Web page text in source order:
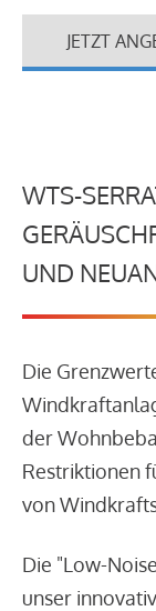
JETZT
WTS-
UND
Die
der
Restriktionen
von
Die "Low-
unser